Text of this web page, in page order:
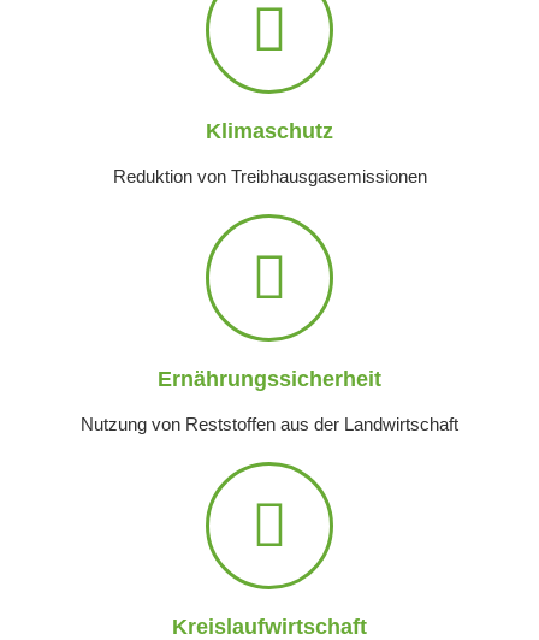
Klimaschutz
Reduktion von Treibhausgasemissionen
Ernährungssicherheit
Nutzung von Reststoffen aus der Landwirtschaft
Kreislaufwirtschaft